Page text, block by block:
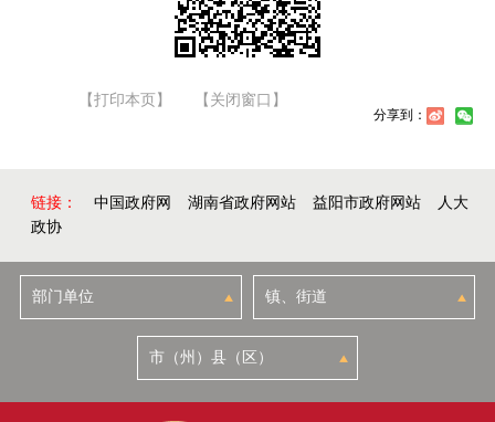
【打印本页】 【关闭窗口】
分享到：
链接： 中国政府网 湖南省政府网站 益阳市政府网站
人大
政协